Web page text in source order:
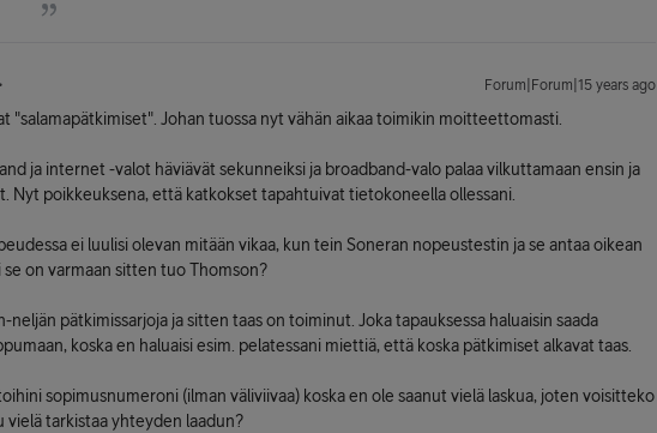
Forum|Forum|15 years ago
"salamapätkimiset". Johan tuossa nyt vähän aikaa toimikin moitteettomasti.
ja internet -valot häviävät sekunneiksi ja broadband-valo palaa vilkuttamaan ensin ja
Nyt poikkeuksena, että katkokset tapahtuivat tietokoneella ollessani.
ei luulisi olevan mitään vikaa, kun tein Soneran nopeustestin ja se antaa oikean
se on varmaan sitten tuo Thomson?
neljän pätkimissarjoja ja sitten taas on toiminut. Joka tapauksessa haluaisin saada
koska en haluaisi esim. pelatessani miettiä, että koska pätkimiset alkavat taas.
sopimusnumeroni (ilman väliviivaa) koska en ole saanut vielä laskua, joten voisitteko
vielä tarkistaa yhteyden laadun?